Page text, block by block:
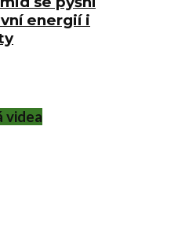
energií i
videa